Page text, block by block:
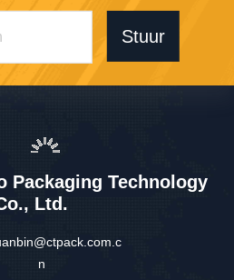
Stuur
Packaging Technology
Ltd.
n